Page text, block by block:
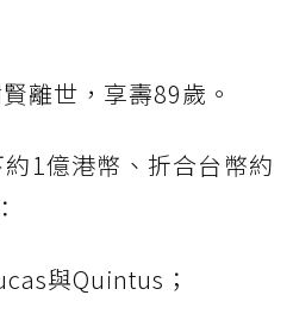
離世，享壽89歲。
1億港幣、折合台幣約
與Quintus；